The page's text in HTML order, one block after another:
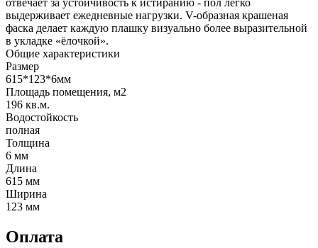
выдерживает ежедневные нагрузки. V-образная крашеная
фаска делает каждую плашку визуально более выразительной
в укладке «ёлочкой».
Общие характеристики
Размер
615*123*6мм
Площадь помещения, м2
196 кв.м.
Водостойкость
полная
Толщина
6 мм
Длина
615 мм
Ширина
123 мм
Оплата